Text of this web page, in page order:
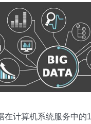
在计算机系统服务中的